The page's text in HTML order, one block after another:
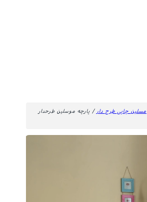
مسلین چاپی طرح دار/ پارچه موسلین طرحدار